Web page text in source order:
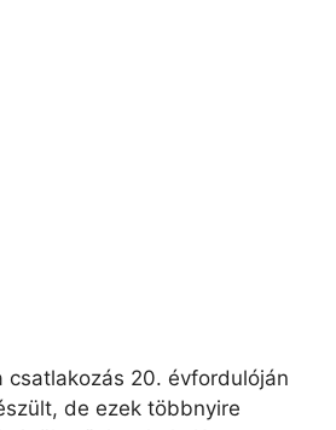
csatlakozás 20. évfordulóján
de ezek többnyire